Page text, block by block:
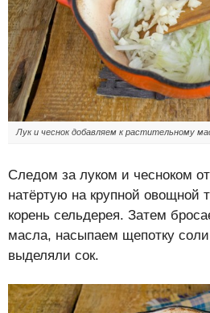
Лук и чеснок добавляем к растительному
Следом за луком и чесноком
натёртую на крупной овощной
корень сельдерея. Затем
масла, насыпаем щепотку
выделяли сок.